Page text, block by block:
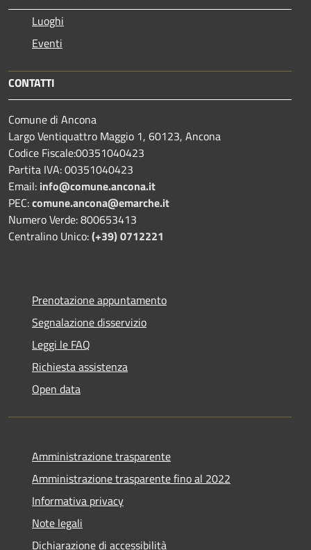
Luoghi
Eventi
CONTATTI
Comune di Ancona
Largo Ventiquattro Maggio 1, 60123, Ancona
Codice Fiscale:00351040423
Partita IVA: 00351040423
Email: info@comune.ancona.it
PEC:comune.ancona@emarche.it
Numero Verde: 800653413
Centralino Unico:(+39) 0712221
Prenotazione appuntamento
Segnalazione disservizio
Leggi le FAQ
Richiesta assistenza
Open data
Amministrazione trasparente
Amministrazione trasparente fino al 2022
Informativa privacy
Note legali
Dichiarazione di accessibilità